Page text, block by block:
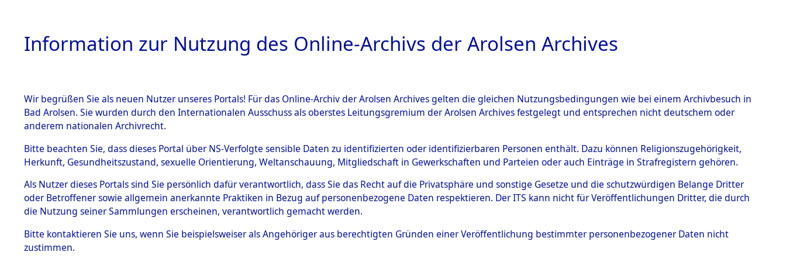
HOME BESTANDSBESCHREIBUNG ARCHIVALE ÜBERSICHT BILD
BESTÄNDE
Inhaftierungsdoku
mente
5. Verschiedenes
Todesmärsche
5.3.1 Alliierte
Evakuierung des Konzentrationslagers Flossenbürg und seiner
Außenkommandos→0013 (84619085)
0013 (84619085)
Information zur Nutzung des Online-Archivs der Arolsen Archives
Wir begrüßen Sie als neuen Nutzer unseres Portals! Für das Online-Archiv der Arolsen Archives gelten die gleichen Nutzungsbedingungen wie bei einem Archivbesuch in
Bad Arolsen. Sie wurden durch den Internationalen Ausschuss als oberstes Leitungsgremium der Arolsen Archives festgelegt und entsprechen nicht deutschem oder
anderem nationalen Archivrecht.
Bitte beachten Sie, dass dieses Portal über NS-Verfolgte sensible Daten zu identifizierten oder identifizierbaren Personen enthält. Dazu können Religionszugehörigkeit,
Herkunft, Gesundheitszustand, sexuelle Orientierung, Weltanschauung, Mitgliedschaft in Gewerkschaften und Parteien oder auch Einträge in Strafregistern gehören.
Als Nutzer dieses Portals sind Sie persönlich dafür verantwortlich, dass Sie das Recht auf die Privatsphäre und sonstige Gesetze und die schutzwürdigen Belange Dritter
oder Betroffener sowie allgemein anerkannte Praktiken in Bezug auf personenbezogene Daten respektieren. Der ITS kann nicht für Veröffentlichungen Dritter, die durch
die Nutzung seiner Sammlungen erscheinen, verantwortlich gemacht werden.
Bitte kontaktieren Sie uns, wenn Sie beispielsweiser als Angehöriger aus berechtigten Gründen einer Veröffentlichung bestimmter personenbezogener Daten nicht
zustimmen.